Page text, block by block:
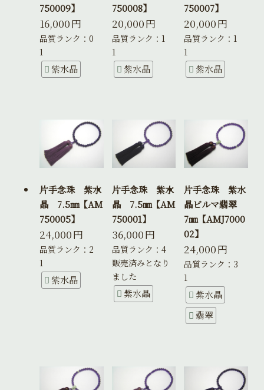
750009】
16,000円
品質ランク：0
1
紫水晶
750008】
20,000円
品質ランク：1
1
紫水晶
750007】
20,000円
品質ランク：1
1
紫水晶
片手念珠 紫水
晶 7.5㎜【AM
750005】
24,000円
品質ランク：2
1
紫水晶
片手念珠 紫水
晶 7.5㎜【AM
750001】
36,000円
品質ランク：4
販売済みとなり
ました
紫水晶
片手念珠 紫水
晶ビルマ翡翠
7㎜【AMJ7000
02】
24,000円
品質ランク：3
1
紫水晶
翡翠